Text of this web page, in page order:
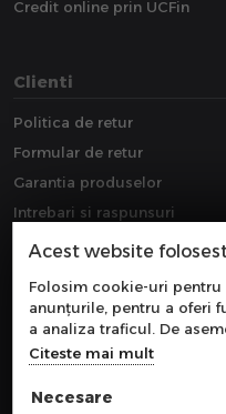
Credit online prin UCFin
Clienti
Politica de retur
Formular de retur
Garantia produselor
Intrebari si raspunsuri
Downloads
Acest website
Folosim cookie-uri
anunțurile, pentru a oferi
a analiza traficul. De
rețele sociale, de
privire la modul în care
pot combina cu alte
Citeste mai mult
Necesare